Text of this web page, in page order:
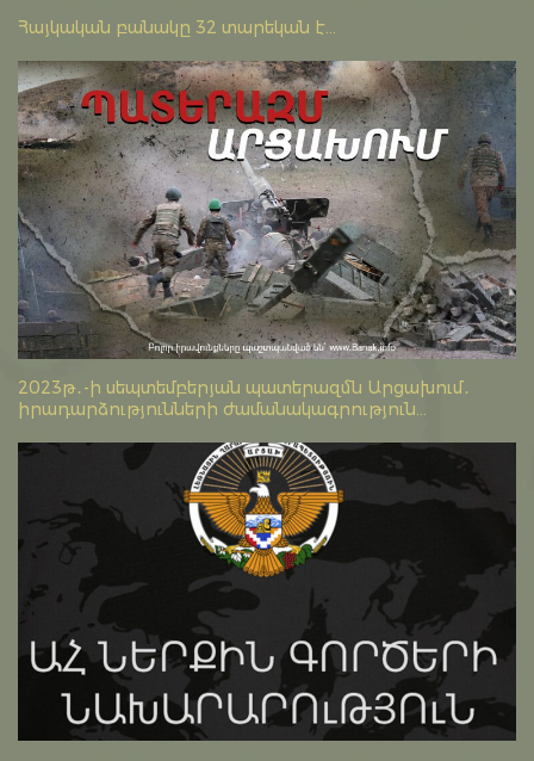
Հայկական բանակը 32 տարեկան է...
2023թ․-ի սեպտեմբերյան պատերազմն Արցախում․
իրադարձությունների ժամանակագրություն...